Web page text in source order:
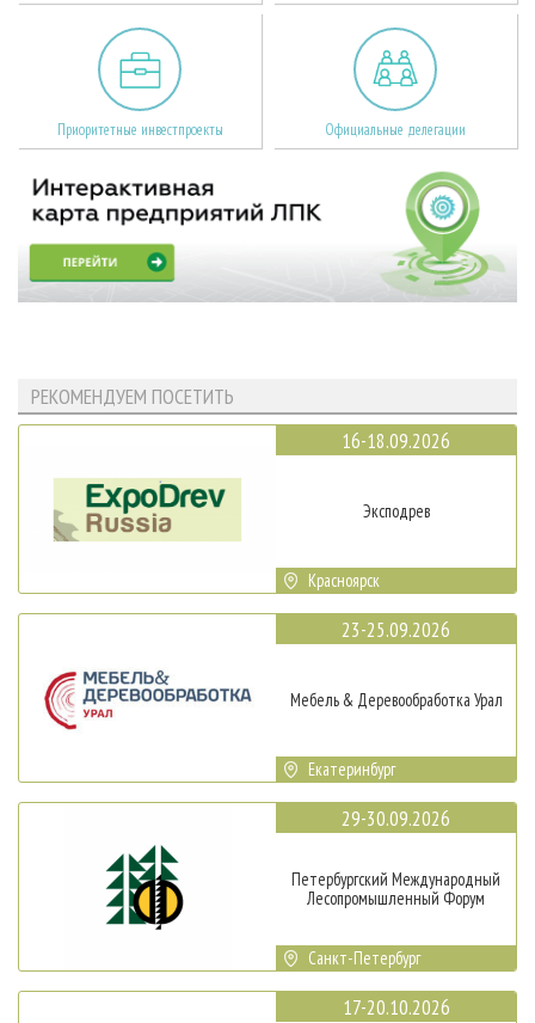
Приоритетные инвестпроекты Официальные делегации
РЕКОМЕНДУЕМ ПОСЕТИТЬ
16-18.09.2026
Эксподрев
Красноярск
23-25.09.2026
Мебель & Деревообработка Урал
Екатеринбург
29-30.09.2026
Петербургский Международный
Лесопромышленный Форум
Санкт-Петербург
17-20.10.2026